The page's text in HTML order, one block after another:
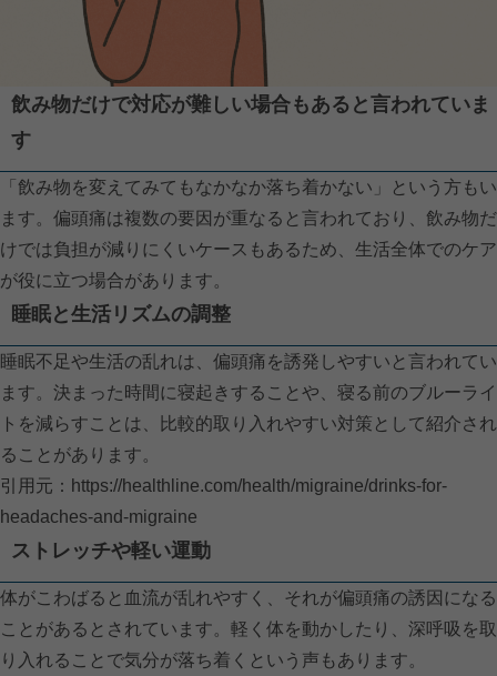
飲み物だけで対応が難しい場合もあると言われていま
す
「飲み物を変えてみてもなかなか落ち着かない」という方もい
ます。偏頭痛は複数の要因が重なると言われており、飲み物だ
けでは負担が減りにくいケースもあるため、生活全体でのケア
が役に立つ場合があります。
睡眠と生活リズムの調整
睡眠不足や生活の乱れは、偏頭痛を誘発しやすいと言われてい
ます。決まった時間に寝起きすることや、寝る前のブルーライ
トを減らすことは、比較的取り入れやすい対策として紹介され
ることがあります。
引用元： https://healthline.com/health/migraine/drinks-for-
headaches-and-migraine
ストレッチや軽い運動
体がこわばると血流が乱れやすく、それが偏頭痛の誘因になる
ことがあるとされています。軽く体を動かしたり、深呼吸を取
り入れることで気分が落ち着くという声もあります。